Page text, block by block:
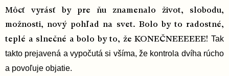
Môcť vyrásť by pre ňu znamenalo život, slobodu,
možnosti, nový pohľad na svet. Bolo by to radostné,
teplé a slnečné a bolo by to, že KONEČNEEEEEE! Tak
takto prejavená a vypočutá si všíma, že kontrola dvíha rúcho
a povoľuje objatie.